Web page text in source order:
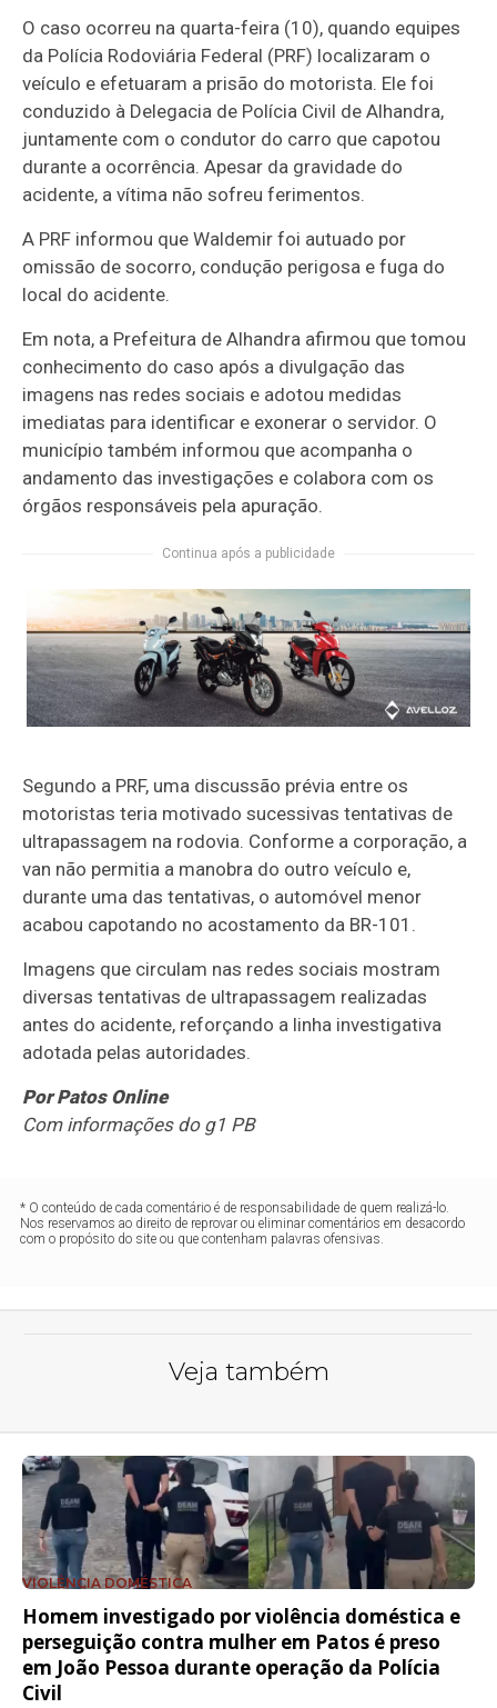
O caso ocorreu na quarta-feira (10), quando equipes
da Polícia Rodoviária Federal (PRF) localizaram o
veículo e efetuaram a prisão do motorista. Ele foi
conduzido à Delegacia de Polícia Civil de Alhandra,
juntamente com o condutor do carro que capotou
durante a ocorrência. Apesar da gravidade do
acidente, a vítima não sofreu ferimentos.
A PRF informou que Waldemir foi autuado por
omissão de socorro, condução perigosa e fuga do
local do acidente.
Em nota, a Prefeitura de Alhandra afirmou que tomou
conhecimento do caso após a divulgação das
imagens nas redes sociais e adotou medidas
imediatas para identificar e exonerar o servidor. O
município também informou que acompanha o
andamento das investigações e colabora com os
órgãos responsáveis pela apuração.
Continua após a publicidade
Segundo a PRF, uma discussão prévia entre os
motoristas teria motivado sucessivas tentativas de
ultrapassagem na rodovia. Conforme a corporação, a
van não permitia a manobra do outro veículo e,
durante uma das tentativas, o automóvel menor
acabou capotando no acostamento da BR-101.
Imagens que circulam nas redes sociais mostram
diversas tentativas de ultrapassagem realizadas
antes do acidente, reforçando a linha investigativa
adotada pelas autoridades.
Por Patos Online
Com informações do g1 PB
* O conteúdo de cada comentário é de responsabilidade de quem realizá-lo.
Nos reservamos ao direito de reprovar ou eliminar comentários em desacordo
com o propósito do site ou que contenham palavras ofensivas.
Veja também
VIOLÊNCIA DOMÉSTICA
Homem investigado por violência doméstica e
perseguição contra mulher em Patos é preso
em João Pessoa durante operação da Polícia
Civil